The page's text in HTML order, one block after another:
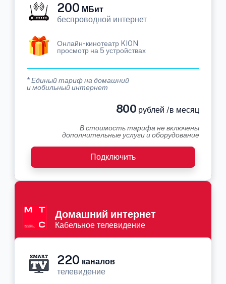
200 МБит
беспроводной интернет
Онлайн-кинотеатр KION
просмотр на 5 устройствах
* Единый тариф на домашний
и мобильный интернет
800 рублей /в месяц
В стоимость тарифа не включены
дополнительные услуги и оборудование
Подключить
Домашний интернет
Кабельное телевидение
220 каналов
телевидение